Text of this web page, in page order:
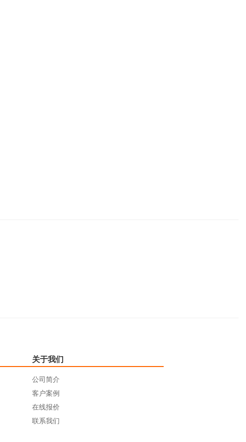
关于我们
公司简介
客户案例
在线报价
联系我们